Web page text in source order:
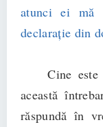
atunci ei mă
declarație din
Cine este
această
răspundă în